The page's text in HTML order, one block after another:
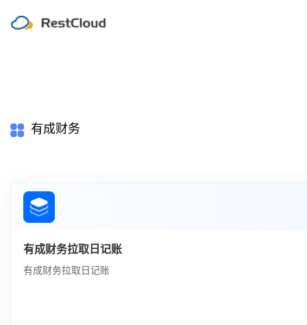
有成财务
有成财务拉取日记账
有成财务拉取日记账